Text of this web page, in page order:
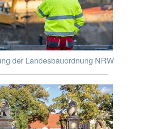
der Landesbauordnung NRW